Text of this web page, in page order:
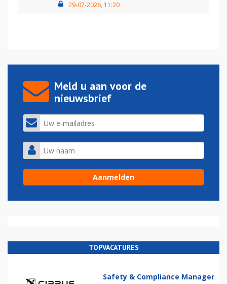
29-07-2026, 11:20
Meld u aan voor de
nieuwsbrief
TOPVACATURES
Safety & Compliance Manager